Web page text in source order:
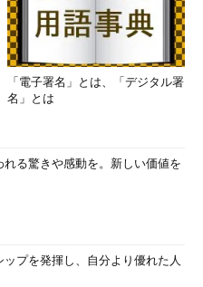
「電子署名」とは、「デジタル署
名」とは
れる驚きや感動を。新しい価値を
プを発揮し、自分より優れた人